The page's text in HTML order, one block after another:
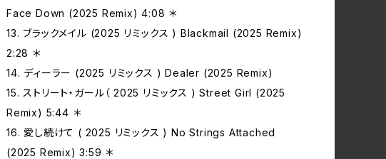
Face Down (2025 Remix) 4:08 ＊
13. ブラックメイル (2025 リミックス ) Blackmail (2025 Remix)
2:28 ＊
14. ディーラー (2025 リミックス ) Dealer (2025 Remix)
15. ストリート‧ガール（ 2025 リミックス ) Street Girl (2025
Remix) 5:44 ＊
16. 愛し続けて ( 2025 リミックス ) No Strings Attached
(2025 Remix) 3:59 ＊